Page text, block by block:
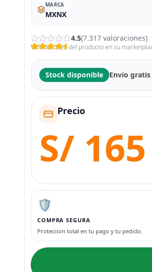
MARCA
‎MXNX
4.5(7.317 valoraciones)
Valoraciones del producto en su
Stock disponible Envio
Precio
S/ 165
🛡️
COMPRA SEGURA
Proteccion total en tu pago y tu pedido.